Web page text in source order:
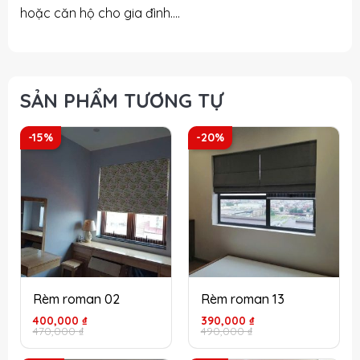
hoặc căn hộ cho gia đình….
SẢN PHẨM TƯƠNG TỰ
-15%
Rèm roman 02
470,000₫
Giá
gốc
470,000 ₫.
400,000 ₫
Giá
hiện
là:
-20%
Rèm roman 13
490,000₫
Giá
gốc
490,000 ₫.
390,000 ₫
Giá
hiện
là: